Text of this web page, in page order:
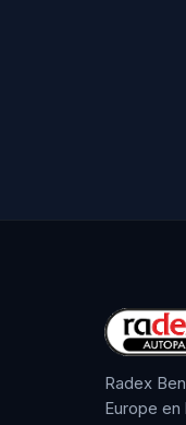
Radex
Europe